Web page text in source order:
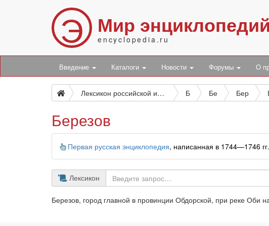
Э Мир энциклопедий
encyclopedia.ru
Введение Каталоги Новости Форумы О
Лексикон российской исторической, географической, политической и гражданской Б Бе Бер
Березов
Информация
Первая русская энциклопедия, написанная в 1744—1746
Лексикон
Березов, город главной в провинции Обдорской, при реке Оби